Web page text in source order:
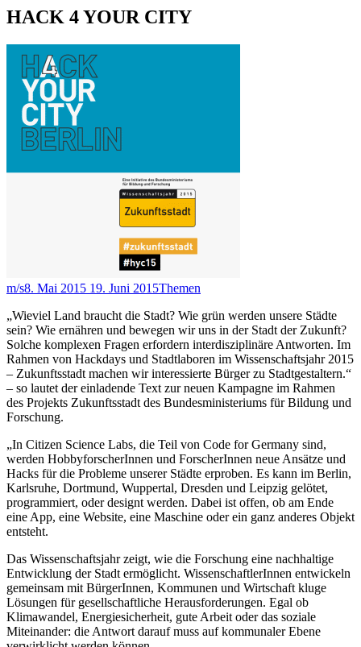
HACK 4 YOUR CITY
m/s8. Mai 2015 19. Juni 2015Themen
„Wieviel Land braucht die Stadt? Wie grün werden unsere Städte
sein? Wie ernähren und bewegen wir uns in der Stadt der Zukunft?
Solche komplexen Fragen erfordern interdisziplinäre Antworten. Im
Rahmen von Hackdays und Stadtlaboren im Wissenschaftsjahr 2015
– Zukunftsstadt machen wir interessierte Bürger zu Stadtgestaltern.“
– so lautet der einladende Text zur neuen Kampagne im Rahmen
des Projekts Zukunftsstadt des Bundesministeriums für Bildung und
Forschung.
„In Citizen Science Labs, die Teil von Code for Germany sind,
werden HobbyforscherInnen und ForscherInnen neue Ansätze und
Hacks für die Probleme unserer Städte erproben. Es kann im Berlin,
Karlsruhe, Dortmund, Wuppertal, Dresden und Leipzig gelötet,
programmiert, oder designt werden. Dabei ist offen, ob am Ende
eine App, eine Website, eine Maschine oder ein ganz anderes Objekt
entsteht.
Das Wissenschaftsjahr zeigt, wie die Forschung eine nachhaltige
Entwicklung der Stadt ermöglicht. WissenschaftlerInnen entwickeln
gemeinsam mit BürgerInnen, Kommunen und Wirtschaft kluge
Lösungen für gesellschaftliche Herausforderungen. Egal ob
Klimawandel, Energiesicherheit, gute Arbeit oder das soziale
Miteinander: die Antwort darauf muss auf kommunaler Ebene